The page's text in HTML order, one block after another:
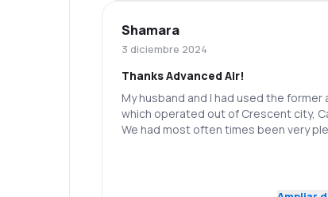
Shamara
3 diciembre 2024
Thanks Advanced Air!
My husband and I had used the former
which operated out of Crescent city,
We had most often times been very
difficult to Find a quick flight to